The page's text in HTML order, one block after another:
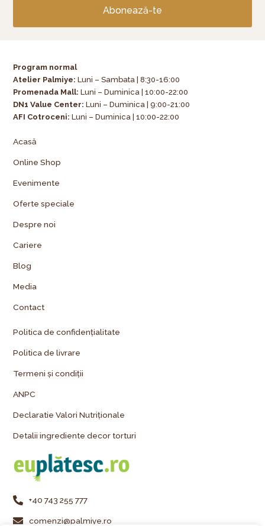
Abonează-te
Program normal
Atelier Palmiye: Luni – Sambata | 8:30-16:00
Promenada Mall: Luni – Duminica | 10:00-22:00
DN1 Value Center: Luni – Duminica | 9:00-21:00
AFI Cotroceni: Luni – Duminica | 10:00-22:00
Acasă
Online Shop
Evenimente
Oferte speciale
Despre noi
Cariere
Blog
Media
Contact
Politica de confidențialitate
Politica de livrare
Termeni și condiții
ANPC
Declaratie Valori Nutriționale
Detalii ingrediente decor torturi
+40 743 255 777
comenzi@palmiye.ro